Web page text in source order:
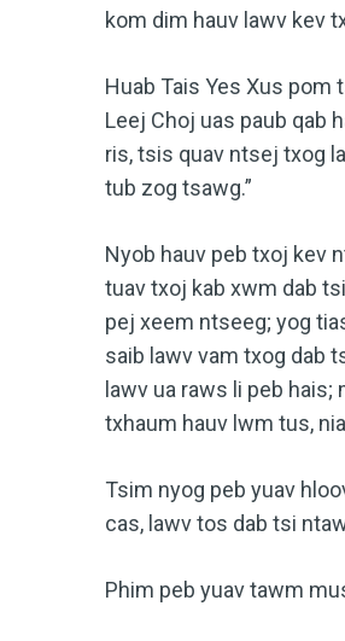
kom dim hauv lawv kev
Huab Tais Yes Xus pom
Leej Choj uas paub qab
ris, tsis quav ntsej txog
tub zog tsawg.”
Nyob hauv peb txoj kev
tuav txoj kab xwm dab
pej xeem ntseeg; yog
saib lawv vam txog dab
lawv ua raws li peb hais;
txhaum hauv lwm tus,
Tsim nyog peb yuav
cas, lawv tos dab tsi
Phim peb yuav tawm